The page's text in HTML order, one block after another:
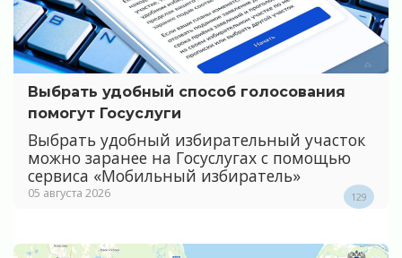
Выбрать удобный способ голосования
помогут Госуслуги
Выбрать удобный избирательный участок
можно заранее на Госуслугах с помощью
сервиса «Мобильный избиратель»
05 августа 2026 129